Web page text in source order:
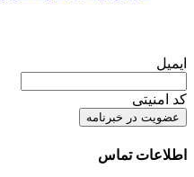
ایمیل
کد امنیتی
اطلاعات تماس